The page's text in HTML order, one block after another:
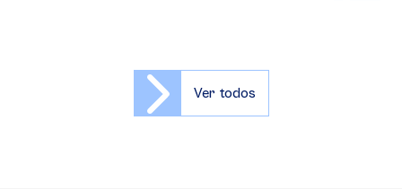
Ver todos